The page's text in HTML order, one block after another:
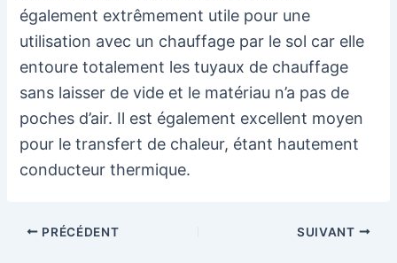
également extrêmement utile pour une
utilisation avec un chauffage par le sol car elle
entoure totalement les tuyaux de chauffage
sans laisser de vide et le matériau n’a pas de
poches d’air. Il est également excellent moyen
pour le transfert de chaleur, étant hautement
conducteur thermique.
NavigationPRÉCÉDENT SUIVANT